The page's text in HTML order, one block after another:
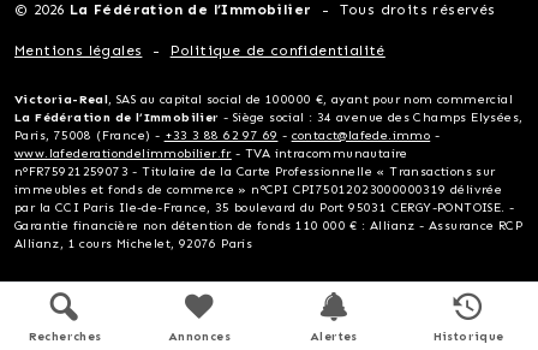
© 2026 La Fédération de l’Immobilier Tous droits réservés
Mentions légales Politique de confidentialité
Victoria-Real, SAS au capital social de 100000 €, ayant pour nom commercial
La Fédération de l’Immobilier - Siège social : 34 avenue des Champs Elysées,
Paris, 75008 (France) - +33 3 88 62 97 69 - contact@lafede.immo -
www.lafederationdelimmobilier.fr- TVA intracommunautaire
n°FR75921259073 - Titulaire de la Carte Professionnelle « Transactions sur
immeubles et fonds de commerce » n°CPI CPI75012023000000319 délivrée
par la CCI Paris Ile-de-France, 35 boulevard du Port 95031 CERGY-PONTOISE. -
Garantie financière non détention de fonds 110 000 € : Allianz - Assurance RCP
Allianz, 1 cours Michelet, 92076 Paris
Recherches Annonces Alertes Historique